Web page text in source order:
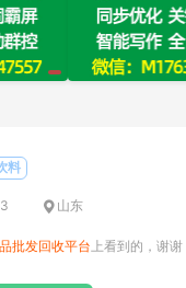
料
山东
批发回收平台 上看到的，谢谢